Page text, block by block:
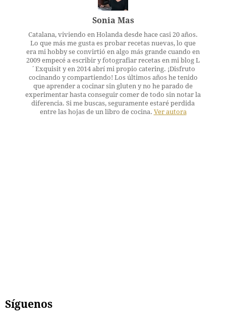
Sonia Mas
Catalana, viviendo en Holanda desde hace casi 20 años.
Lo que más me gusta es probar recetas nuevas, lo que
era mi hobby se convirtió en algo más grande cuando en
2009 empecé a escribir y fotografiar recetas en mi blog L
´Exquisit y en 2014 abrí mi propio catering. ¡Disfruto
cocinando y compartiendo! Los últimos años he tenido
que aprender a cocinar sin gluten y no he parado de
experimentar hasta conseguir comer de todo sin notar la
diferencia. Si me buscas, seguramente estaré perdida
entre las hojas de un libro de cocina. Ver autora
Síguenos